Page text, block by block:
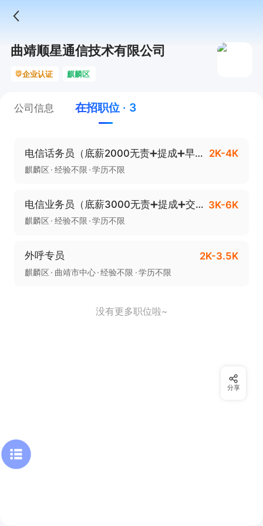
曲靖顺星通信技术有限公司
企业认证 麒麟区
公司信息 在招职位 · 3
电信话务员（底薪2000无责➕提成➕早九晚六） 2K-4K
麒麟区 经验不限 学历不限
电信业务员（底薪3000无责➕提成➕交通补助） 3K-6K
麒麟区 经验不限 学历不限
外呼专员 2K-3.5K
麒麟区 曲靖市中心 经验不限 学历不限
没有更多职位啦~
分享